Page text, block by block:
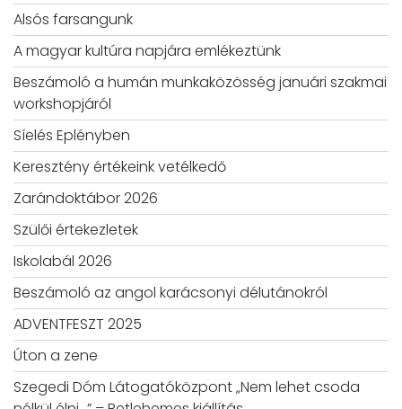
Alsós farsangunk
A magyar kultúra napjára emlékeztünk
Beszámoló a humán munkaközösség januári szakmai
workshopjáról
Síelés Eplényben
Keresztény értékeink vetélkedő
Zarándoktábor 2026
Szülői értekezletek
Iskolabál 2026
Beszámoló az angol karácsonyi délutánokról
ADVENTFESZT 2025
Úton a zene
Szegedi Dóm Látogatóközpont „Nem lehet csoda